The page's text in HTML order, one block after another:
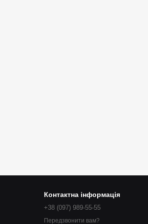
Контактна інформація
+38 (097) 989-55-55
Передзвонити вам?